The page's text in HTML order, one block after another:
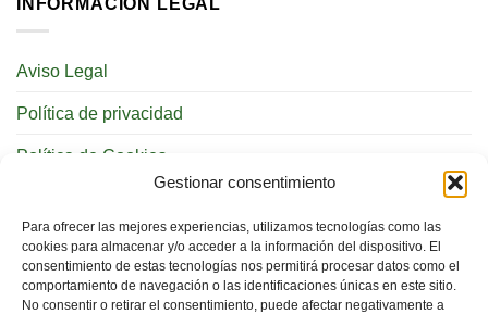
Gestionar consentimiento
Para ofrecer las mejores experiencias, utilizamos tecnologías como las
cookies para almacenar y/o acceder a la información del dispositivo. El
consentimiento de estas tecnologías nos permitirá procesar datos como el
comportamiento de navegación o las identificaciones únicas en este sitio.
No consentir o retirar el consentimiento, puede afectar negativamente a
Aviso Legal
Política de privacidad
Política de Cookies
REDES SOCIALES